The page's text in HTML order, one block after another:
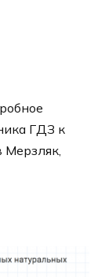
ГДЗ к
Мерзляк,